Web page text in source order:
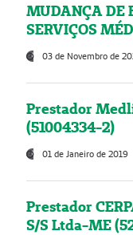
MUDANÇA DE
SERVIÇOS
03 de Novembro de
Prestador
(51004334-2)
01 de Janeiro de 2019
Prestador
S/S Ltda-ME